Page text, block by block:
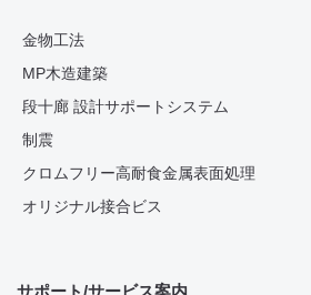
金物工法
MP木造建築
段十廊 設計サポートシステム
制震
クロムフリー高耐食金属表面処理
オリジナル接合ビス
サポート/サービス案内